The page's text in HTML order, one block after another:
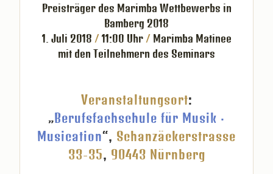
Preisträger des Marimba Wettbewerbs in
Bamberg 2018
1. Juli 2018 /11:00 Uhr /Marimba Matinee
mit den Teilnehmern des Seminars
Veranstaltungsort:
„Berufsfachschule für Musik ·
Musication“, Schanzäckerstrasse
33-35, 90443 Nürnberg